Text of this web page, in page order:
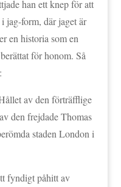
han ett knep för att
jag-form, där jaget är
en historia som en
för honom. Så
av den förträfflige
den frejdade Thomas
staden London i
fyndigt påhitt av